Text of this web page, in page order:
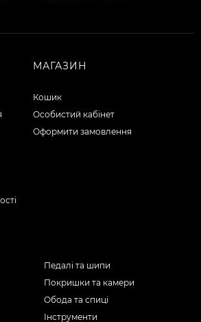
МАГАЗИН
Кошик
Особистий кабінет
Оформити замовлення
Педалі та шипи
Покришки та камери
Обода та спиці
Інструменти